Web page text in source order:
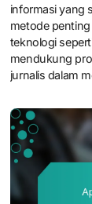
informasi yang
metode
teknologi
mendukung
jurnalis dalam